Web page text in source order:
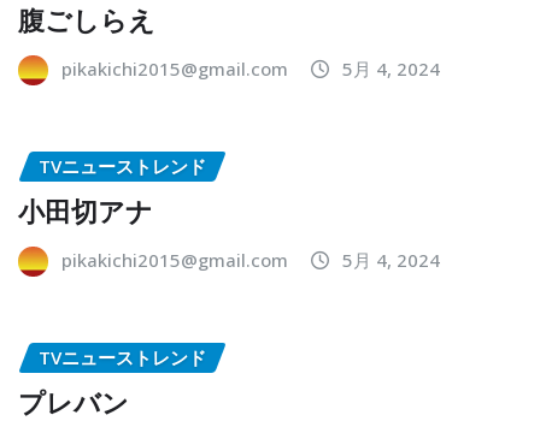
腹ごしらえ
pikakichi2015@gmail.com 5月 4, 2024
TVニューストレンド
小田切アナ
pikakichi2015@gmail.com 5月 4, 2024
TVニューストレンド
プレバン